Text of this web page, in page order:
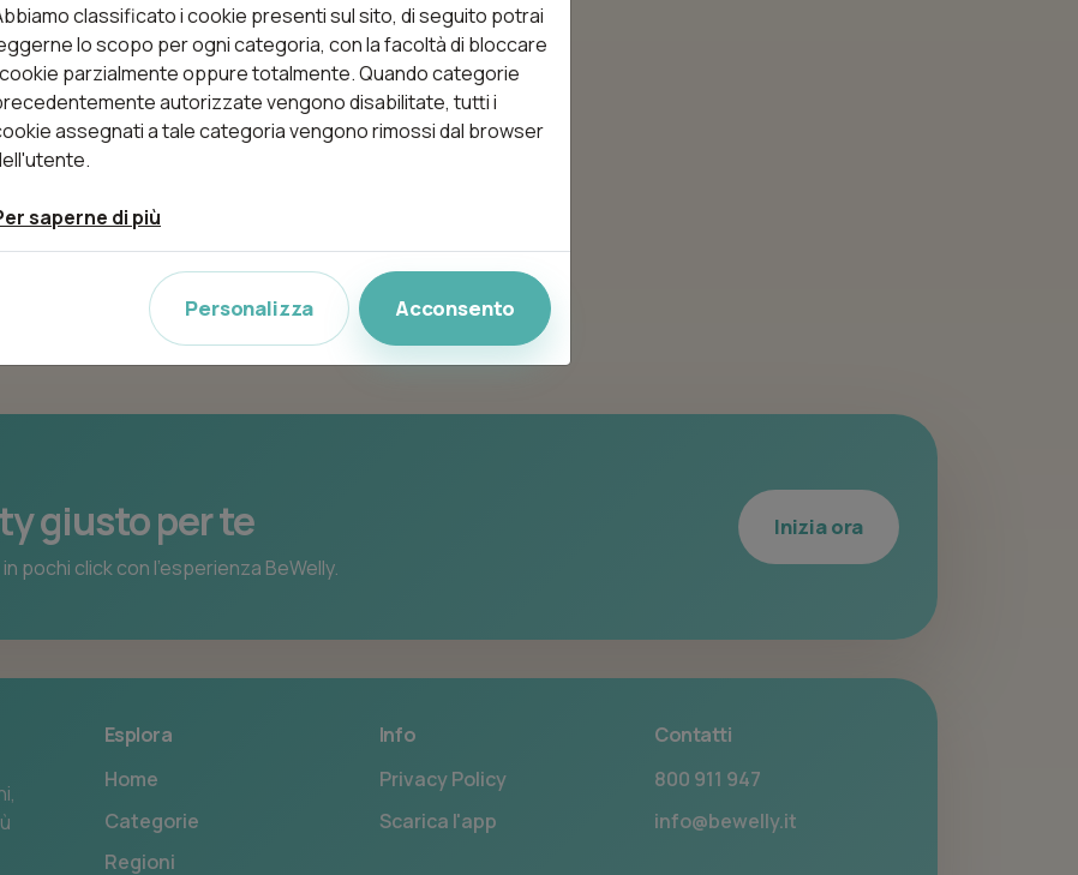
giusto per te
pochi click con l’esperienza BeWelly.
Inizia ora
Esplora
Home
Categorie
Regioni
Info
Privacy Policy
Scarica l'app
Contatti
800 911 947
info@bewelly.it
classificato i cookie presenti sul sito, di seguito potrai
lo scopo per ogni categoria, con la facoltà di bloccare
parzialmente oppure totalmente. Quando categorie
autorizzate vengono disabilitate, tutti i
assegnati a tale categoria vengono rimossi dal browser
saperne di più
Personalizza Acconsento